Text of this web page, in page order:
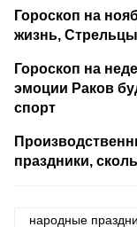
Гороскоп на
жизнь,
Гороскоп на
эмоции Раков
спорт
праздники,
народные